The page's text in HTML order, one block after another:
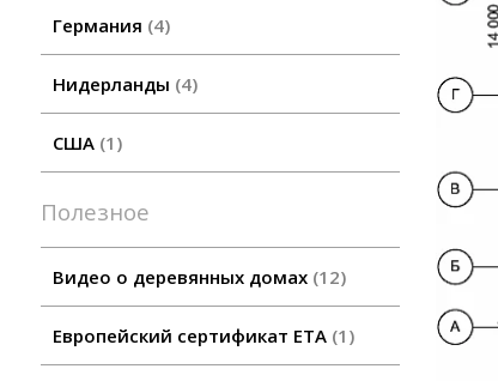
Германия 4
Нидерланды 4
США 1
Полезное
Видео о деревянных домах 12
Европейский сертификат ETA 1